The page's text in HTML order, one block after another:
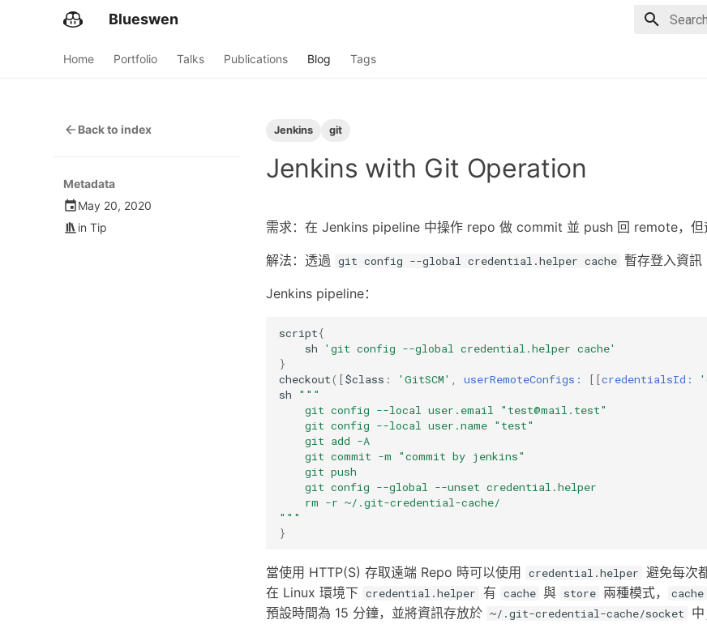
Blueswen
Home Portfolio Talks Publications Blog Tags
Back to index
Metadata
May 20, 2020
inTip
Jenkins git
Jenkins with Git Operation
需求：在 Jenkins pipeline 中操作 repo 做 commit 並 push 回 remote，但
解法：透過 git config --global credential.helper cache 暫存登入資訊
Jenkins pipeline：
script{
sh
'git config --global credential.helper cache'
}
checkout([$class : 'GitSCM' userRemoteConfigs: [[credentialsId:
sh
"""
    git config --local user.email "
test@mail.test"
    git config --local user.name "test"
    git add -A
    git commit -m "commit by jenkins"
    git push
    git config --global --unset credential.helper
    rm -r ~/.git-credential-cache/
"""
}
當使用 HTTP(S) 存取遠端 Repo 時可以使用 credential.helper 避免每次
在 Linux 環境下 credential.helper 有 cache 與 store 兩種模式， cache
預設時間為 15 分鐘，並將資訊存放於 ~/.git-credential-cache/socket 中